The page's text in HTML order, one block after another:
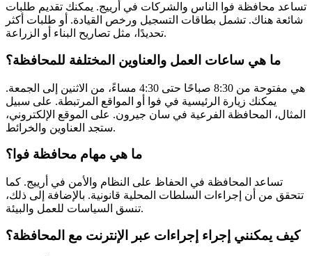
تساعد محافظة فوا الناس والشركات في أرييج. يمكنك تقديم طلبات
شائعة هناك. تشمل بطاقات التسجيل ورخص القيادة. أو طلبات أكثر
تحديدًا، مثل تصاريح البناء أو الزراعة.
ما هي ساعات العمل والعناوين المختلفة للمحافظة؟
هي مفتوحة من 8:30 صباحًا حتى 4:30 مساءً، من الاثنين إلى الجمعة.
يمكنك زيارة الرئيسية في فوا أو المواقع المرتبطة. على سبيل
المثال، المحافظة الفرعية في سان جيرون. على الموقع الإلكتروني،
ستجد العناوين والخرائط.
ما هي مهام محافظة فوا؟
تساعد المحافظة في الحفاظ على النظام والأمن في أرييج. كما
تتحقق من أن إجراءات السلطات المحلية قانونية. بالإضافة إلى ذلك،
تنسق السياسات للعمل والبيئة.
كيف يمكنني إجراء إجراءات عبر الإنترنت مع المحافظة؟